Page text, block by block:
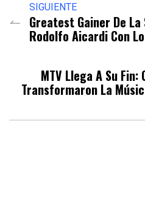
SIGUIENTE
Greatest Gainer De La
Rodolfo Aicardi Con
MTV Llega A Su
Transformaron La